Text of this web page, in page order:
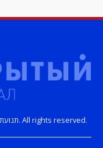
Copyright © Открытый телеканал. תנועת הערבות. All rights reserved.